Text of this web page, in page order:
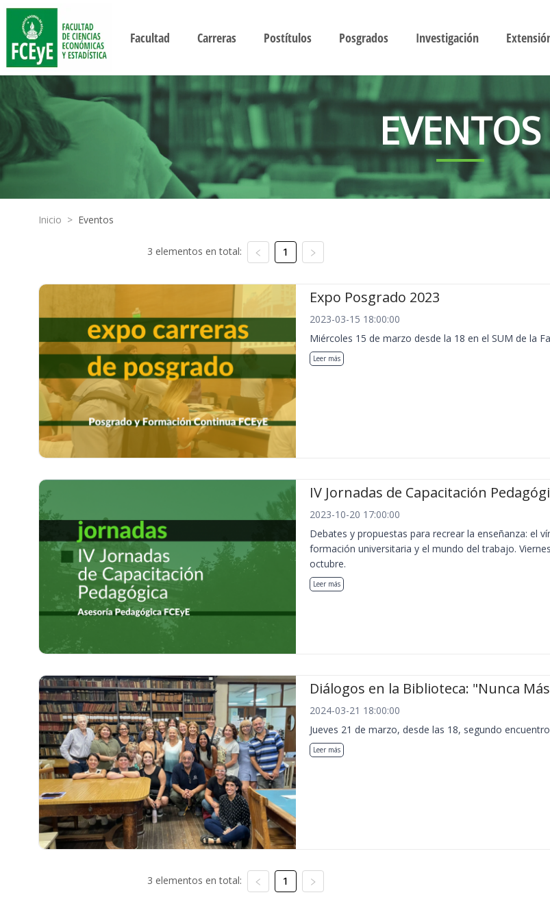
Facultad Carreras Postítulos Posgrados Investigación
EVENTOS
Inicio > Eventos
3 elementos en total: 1
Expo Posgrado 2023
2023-03-15 18:00:00
Miércoles 15 de marzo desde la 18 en el SUM de la
Leer más
IV Jornadas de Capacitación
2023-10-20 17:00:00
Debates y propuestas para recrear la enseñanza: el
formación universitaria y el mundo del trabajo.
octubre.
Leer más
Diálogos en la Biblioteca: "Nunca
2024-03-21 18:00:00
Jueves 21 de marzo, desde las 18, segundo
Leer más
3 elementos en total: 1